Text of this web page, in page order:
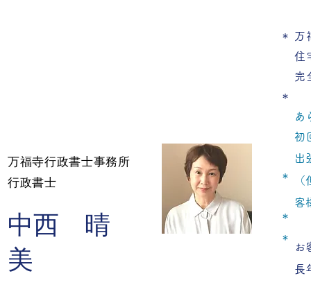
万福寺行政書士事務所
​行政書士
中西 晴
美
万
住
完
あ
初
出
客
お
長
＊
＊
＊
＊
＊